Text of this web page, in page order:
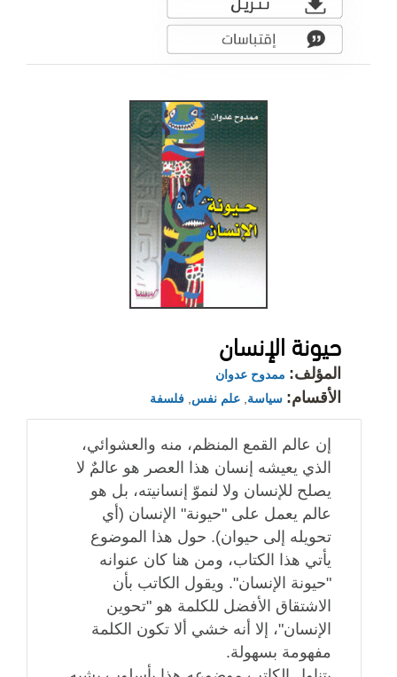
حيونة الإنسان
المؤلف: ممدوح عدوان
الأقسام: سياسة علم نفس فلسفة
إن عالم القمع المنظم، منه والعشوائي،
الذي يعيشه إنسان هذا العصر هو عالمٌ لا
يصلح للإنسان ولا لنموّ إنسانيته، بل هو
عالم يعمل على "حيونة" الإنسان (أي
تحويله إلى حيوان). حول هذا الموضوع
يأتي هذا الكتاب، ومن هنا كان عنوانه
"حيونة الإنسان". ويقول الكاتب بأن
الاشتقاق الأفضل للكلمة هو "تحوين
الإنسان"، إلا أنه خشي ألا تكون الكلمة
مفهومة بسهولة.